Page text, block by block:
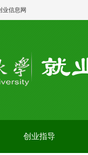
信息网
创业指导